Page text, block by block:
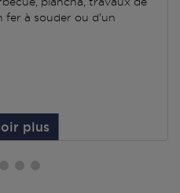
fer à souder ou d'un
plus